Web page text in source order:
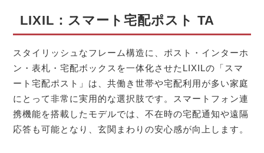
LIXIL：スマート宅配ポスト TA
スタイリッシュなフレーム構造に、ポスト・インターホ
ン・表札・宅配ボックスを一体化させたLIXILの「スマ
ート宅配ポスト」は、共働き世帯や宅配利用が多い家庭
にとって非常に実用的な選択肢です。スマートフォン連
携機能を搭載したモデルでは、不在時の宅配通知や遠隔
応答も可能となり、玄関まわりの安心感が向上します。